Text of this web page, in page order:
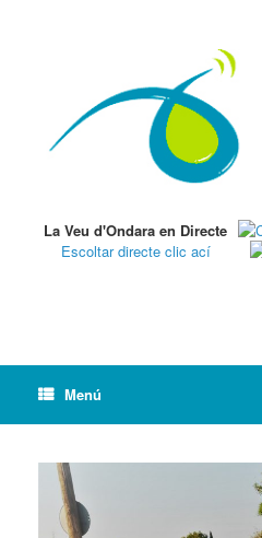
La Veu d'Ondara en Directe
Escoltar directe clic ací
Menú